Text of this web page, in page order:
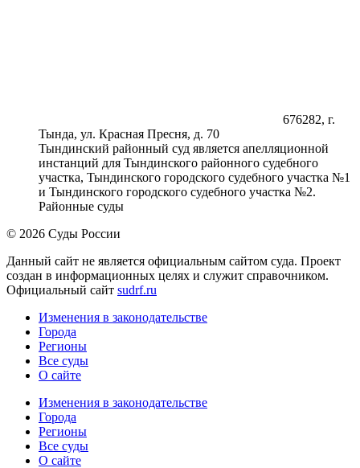
676282, г.
Тында, ул. Красная Пресня, д. 70
Тындинский районный суд является апелляционной
инстанций для Тындинского районного судебного
участка, Тындинского городского судебного участка №1
и Тындинского городского судебного участка №2.
Районные суды
© 2026 Суды России
Данный сайт не является официальным сайтом суда. Проект
создан в информационных целях и служит справочником.
Официальный сайт sudrf.ru
Изменения в законодательстве
Города
Регионы
Все суды
О сайте
Изменения в законодательстве
Города
Регионы
Все суды
О сайте